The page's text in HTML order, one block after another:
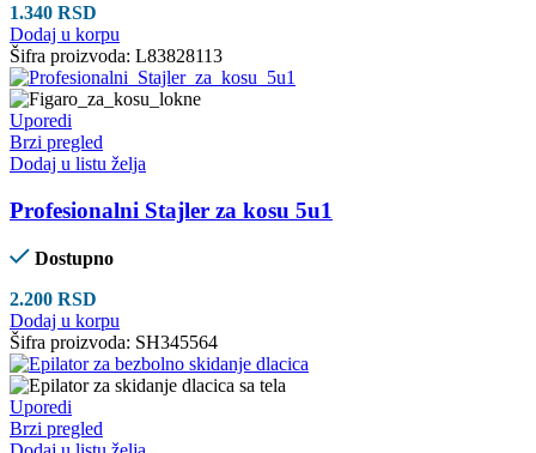
1.340 RSD
Dodaj u korpu
Šifra proizvoda: L83828113
Uporedi
Brzi pregled
Dodaj u listu želja
Profesionalni Stajler za kosu 5u1
Dostupno
2.200 RSD
Dodaj u korpu
Šifra proizvoda: SH345564
Uporedi
Brzi pregled